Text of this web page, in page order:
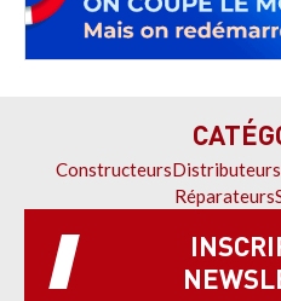
ConstructeursDistributeurs
Réparateurs